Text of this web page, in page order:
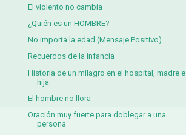
El violento no cambia
¿Quién es un HOMBRE?
No importa la edad (Mensaje Positivo)
Recuerdos de la infancia
Historia de un milagro en el hospital, madre e
hija
El hombre no llora
Oración muy fuerte para doblegar a una
persona